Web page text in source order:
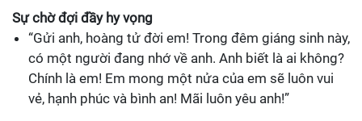
Sự chờ đợi đầy hy vọng
“Gửi anh, hoàng tử đời em! Trong đêm giáng sinh này,
có một người đang nhớ về anh. Anh biết là ai không?
Chính là em! Em mong một nửa của em sẽ luôn vui
vẻ, hạnh phúc và bình an! Mãi luôn yêu anh!”